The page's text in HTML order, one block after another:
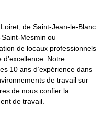
de Saint-Jean-le-Blanc
Mesmin ou
de locaux professionnels
d’excellence. Notre
10 ans d’expérience dans
de travail sur
de nous confier la
de travail.